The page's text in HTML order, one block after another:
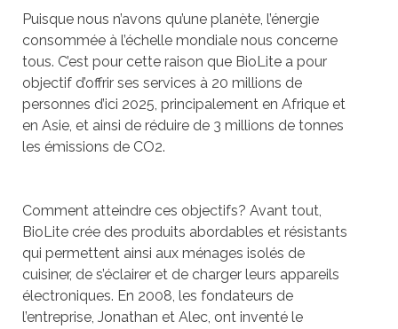
Puisque nous n’avons qu’une planète, l’énergie
consommée à l’échelle mondiale nous concerne
tous. C’est pour cette raison que BioLite a pour
objectif d’offrir ses services à 20 millions de
personnes d’ici 2025, principalement en Afrique et
en Asie, et ainsi de réduire de 3 millions de tonnes
les émissions de CO2.
Comment atteindre ces objectifs? Avant tout,
BioLite crée des produits abordables et résistants
qui permettent ainsi aux ménages isolés de
cuisiner, de s’éclairer et de charger leurs appareils
électroniques. En 2008, les fondateurs de
l’entreprise, Jonathan et Alec, ont inventé le